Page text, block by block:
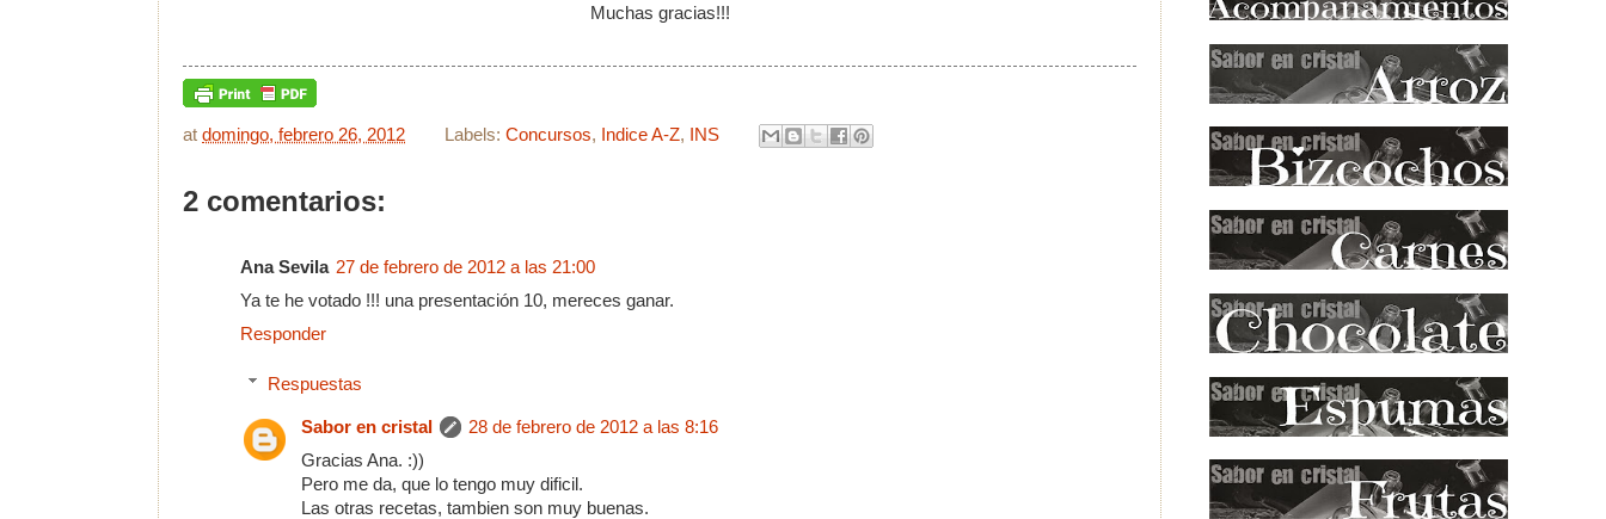
Muchas gracias!!!
at domingo, febrero 26, 2012 Labels:Concursos, Indice A-Z, INS
2 comentarios:
Ana Sevila 27 de febrero de 2012 a las 21:00
Ya te he votado !!! una presentación 10, mereces ganar.
Responder
Respuestas
Sabor en cristal
28 de febrero de 2012 a las 8:16
Gracias Ana. :))
Pero me da, que lo tengo muy dificil.
Las otras recetas, tambien son muy buenas.